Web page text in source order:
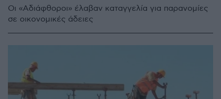
Οι «Αδιάφθοροι» έλαβαν καταγγελία για παρανομίες
σε οικονομικές άδειες